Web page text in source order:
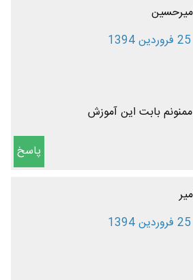
25 فروردین 1394
بابت این آموزش
پاسخ
25 فروردین 1394